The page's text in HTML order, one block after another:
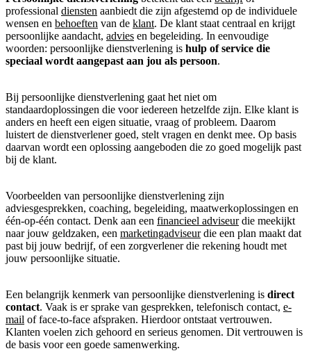
professional diensten aanbiedt die zijn afgestemd op de individuele
wensen en behoeften van de klant. De klant staat centraal en krijgt
persoonlijke aandacht, advies en begeleiding. In eenvoudige
woorden: persoonlijke dienstverlening is hulp of service die
speciaal wordt aangepast aan jou als persoon.
Bij persoonlijke dienstverlening gaat het niet om
standaardoplossingen die voor iedereen hetzelfde zijn. Elke klant is
anders en heeft een eigen situatie, vraag of probleem. Daarom
luistert de dienstverlener goed, stelt vragen en denkt mee. Op basis
daarvan wordt een oplossing aangeboden die zo goed mogelijk past
bij de klant.
Voorbeelden van persoonlijke dienstverlening zijn
adviesgesprekken, coaching, begeleiding, maatwerkoplossingen en
één-op-één contact. Denk aan een financieel adviseurdie meekijkt
naar jouw geldzaken, een marketingadviseurdie een plan maakt dat
past bij jouw bedrijf, of een zorgverlener die rekening houdt met
jouw persoonlijke situatie.
Een belangrijk kenmerk van persoonlijke dienstverlening is direct
contact. Vaak is er sprake van gesprekken, telefonisch contact, e-
mail of face-to-face afspraken. Hierdoor ontstaat vertrouwen.
Klanten voelen zich gehoord en serieus genomen. Dit vertrouwen is
de basis voor een goede samenwerking.